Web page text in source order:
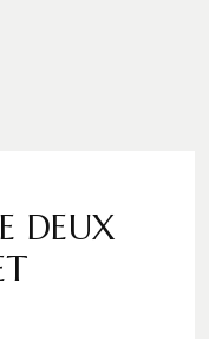
DEUX